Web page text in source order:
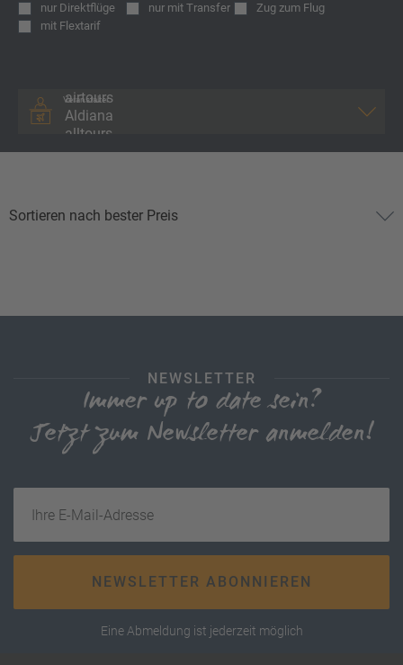
nur Direktflüge nur mit Transfer
Zug zum Flug
mit Flextarif
Veranstalter
NEWSLETTER
Immer up to date sein?
Jetzt zum Newsletter anmelden!
NEWSLETTER ABONNIEREN
Eine Abmeldung ist jederzeit möglich